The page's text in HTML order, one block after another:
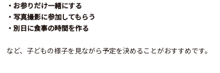
・お参りだけ一緒にする
・写真撮影に参加してもらう
・別日に食事の時間を作る
など、子どもの様子を見ながら予定を決めることがおすすめです。